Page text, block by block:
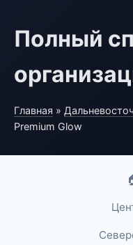
Полный
Главная »
Premium Glow